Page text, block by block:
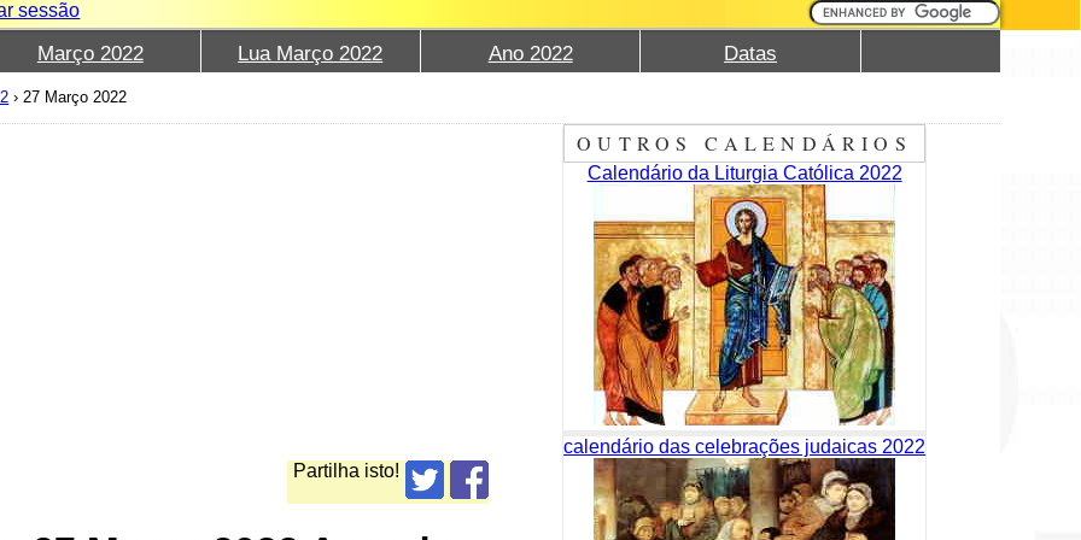
sessão
Março 2022 Lua Março 2022 Ano 2022 Datas
›27 Março 2022
Partilha isto!
OUTROS CALENDÁRIOS
Calendário da Liturgia Católica 2022
calendário das celebrações judaicas 2022